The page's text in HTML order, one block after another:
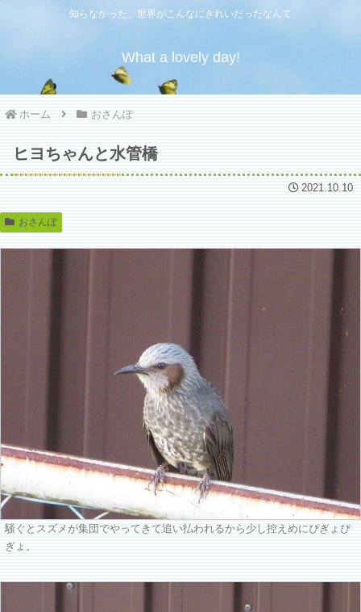
知らなかった、世界がこんなにきれいだったなんて
What a lovely day!
ホーム おさんぽ
ヒヨちゃんと水管橋
2021.10.10
おさんぽ
騒ぐとスズメが集団でやってきて追い払われるから少し控えめにぴぎょぴ
ぎょ。